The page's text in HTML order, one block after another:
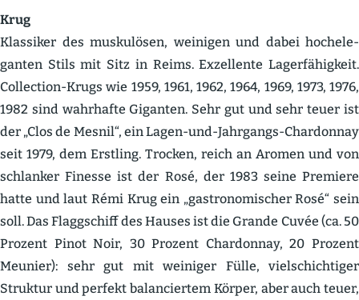
Krug
Klassiker des musku­lösen, weinigen und dabei hochele­
ganten Stils mit Sitz in Reims. Exzel­lente Lager­fä­higkeit.
Collection-Krugs wie 1959, 1961, 1962, 1964, 1969, 1973, 1976,
1982 sind wahrhafte Giganten. Sehr gut und sehr teuer ist
der „Clos de Mesnil“, ein Lagen-und-Jahrgangs-Chardonnay
seit 1979, dem Erstling. Trocken, reich an Aromen und von
schlanker Finesse ist der Rosé, der 1983 seine Premiere
hatte und laut Rémi Krug ein „gastro­no­mi­scher Rosé“ sein
soll. Das Flagg­schiff des Hauses ist die Grande Cuvée (ca. 50
Prozent Pinot Noir, 30 Prozent Chardonnay, 20 Prozent
Meunier): sehr gut mit weiniger Fülle, vielschich­tiger
Struktur und perfekt balan­ciertem Körper, aber auch teuer,